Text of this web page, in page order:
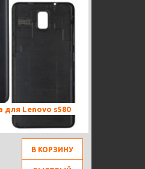
Lenovo s580
В КОРЗИНУ